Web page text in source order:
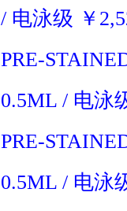
/ 电泳级 ￥
PRE-
0.5ML / 电泳
PRE-
0.5ML / 电泳